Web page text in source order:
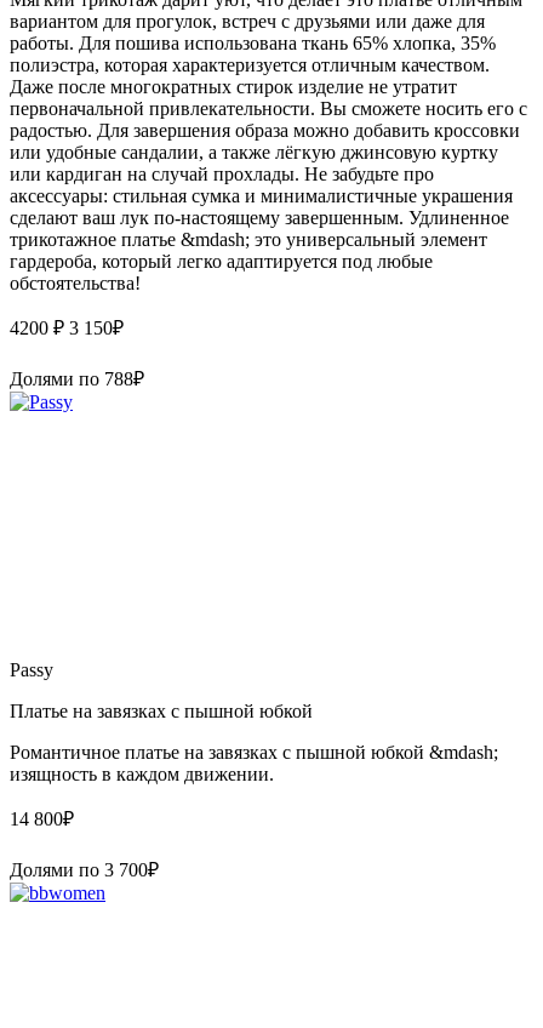
вариантом для прогулок, встреч с друзьями или даже для
работы. Для пошива использована ткань 65% хлопка, 35%
полиэстра, которая характеризуется отличным качеством.
Даже после многократных стирок изделие не утратит
первоначальной привлекательности. Вы сможете носить его с
радостью. Для завершения образа можно добавить кроссовки
или удобные сандалии, а также лёгкую джинсовую куртку
или кардиган на случай прохлады. Не забудьте про
аксессуары: стильная сумка и минималистичные украшения
сделают ваш лук по-настоящему завершенным. Удлиненное
трикотажное платье &mdash; это универсальный элемент
гардероба, который легко адаптируется под любые
обстоятельства!
4200 ₽ 3 150₽
Долями по 788₽
Passy
Платье на завязках с пышной юбкой
Романтичное платье на завязках с пышной юбкой &mdash;
изящность в каждом движении.
14 800₽
Долями по 3 700₽